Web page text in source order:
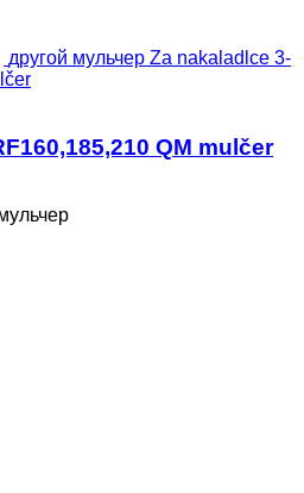
другой мульчер Za nakaladlce 3-
QM mulčer